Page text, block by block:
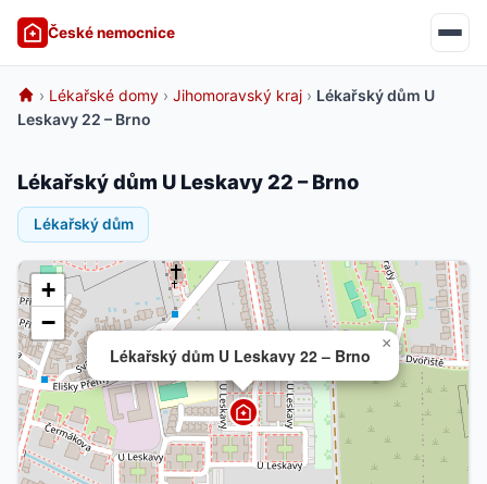
České nemocnice
› Lékařské domy › Jihomoravský kraj › Lékařský dům U
Leskavy 22 – Brno
Lékařský dům U Leskavy 22 – Brno
Lékařský dům
Lékařský dům U Leskavy 22 – Brno
×
+
−